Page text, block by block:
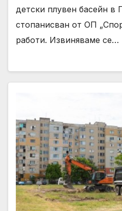
детски плувен басейн в
стопанисван от ОП
работи. Извиняваме се…